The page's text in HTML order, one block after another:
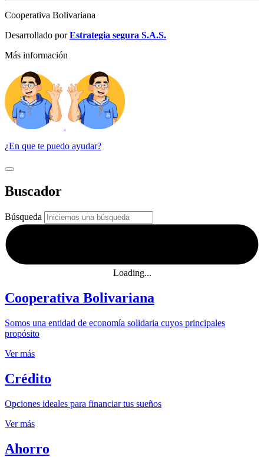
Cooperativa Bolivariana
Desarrollado porEstrategia segura S.A.S.
Más información
¿En que te puedo ayudar?
Buscador
Búsqueda
Loading...
Cooperativa Bolivariana
Somos una entidad de economía solidaria cuyos principales
propósito
Ver más
Crédito
Opciones ideales para financiar tus sueños
Ver más
Ahorro